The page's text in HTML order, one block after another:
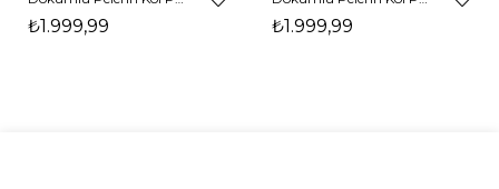
₺1.999,99 ₺1.999,99